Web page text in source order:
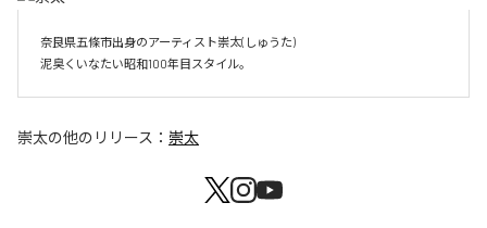
奈良県五條市出身のアーティスト崇太(しゅうた)
崇太の他のリリース： 崇太